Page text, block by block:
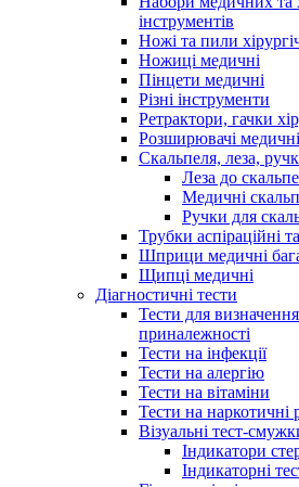
інструментів
Ножі та пили
Ножиці медичні
Пінцети медичні
Різні інструменти
Ретрактори, гачки
Розширювачі медичні
Скальпеля, леза,
Леза до
Медичні
Ручки для
Трубки аспіраційні
Шприци медичні
Щипці медичні
Діагностичні тести
Тести для
приналежності
Тести на інфекції
Тести на алергію
Тести на вітаміни
Тести на наркотичні
Візуальні тест-
Індикатори
Індикаторні